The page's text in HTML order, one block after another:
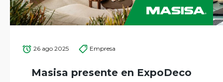
26 ago 2025 Empresa
Masisa presente en ExpoDeco